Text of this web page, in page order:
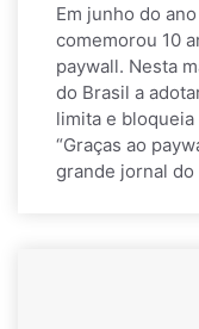
Em junho do
comemorou 10
paywall. Nesta
do Brasil a
limita e
“Graças ao
grande jornal